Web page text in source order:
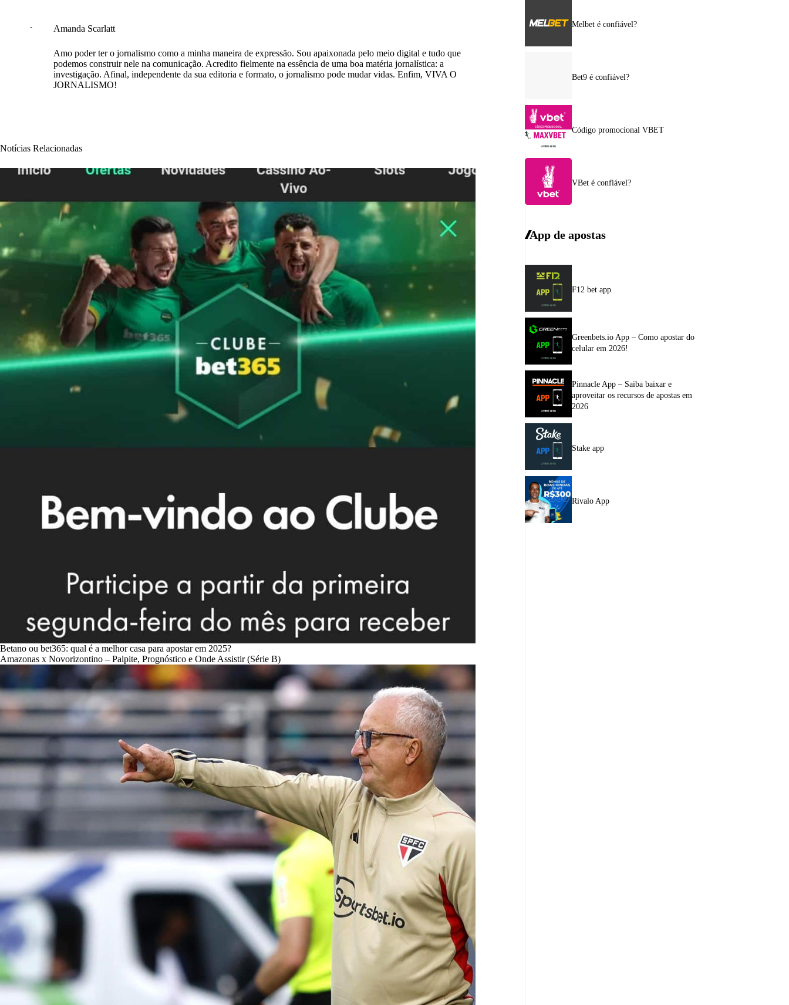
Amanda Scarlatt
Amo poder ter o jornalismo como a minha maneira de expressão. Sou apaixonada pelo meio digital e tudo que
podemos construir nele na comunicação. Acredito fielmente na essência de uma boa matéria jornalística: a
investigação. Afinal, independente da sua editoria e formato, o jornalismo pode mudar vidas. Enfim, VIVA O
JORNALISMO!
Notícias Relacionadas
Betano ou bet365: qual é a melhor casa para apostar em 2025?
Amazonas x Novorizontino – Palpite, Prognóstico e Onde Assistir (Série B)
Melbet é confiável?
Bet9 é confiável?
Código promocional VBET
VBet é confiável?
App de apostas
F12 bet app
Greenbets.io App – Como apostar do
celular em 2026!
Pinnacle App – Saiba baixar e
aproveitar os recursos de apostas em
2026
Stake app
Rivalo App